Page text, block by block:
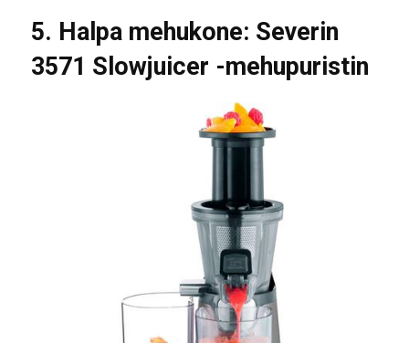
5. Halpa mehukone: Severin
3571 Slowjuicer -mehupuristin